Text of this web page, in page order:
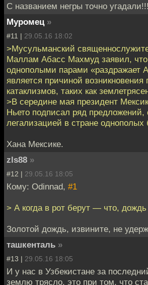
С названием негры точно угадали!!!
Муромец »
#11 | 29.05.16 18:02
>Мусульманский
Маллам Абасс Махмуд заявил,
однополыми парами «раздражает
является причиной возникновения
катаклизмов, таких как
>В середине мая президент
Ньето подписал ряд предложений,
легализацией в стране однополых
Хана Мексике.
zls88 »
#12 | 29.05.16 18:05
Кому: Odinnad, #1
> А когда в рот берут — что,
Золотой дождь, извините, не
ташкенталь »
#13 | 29.05.16 18:05
И у нас в Узбекистане за
землю трясло, это при том, что